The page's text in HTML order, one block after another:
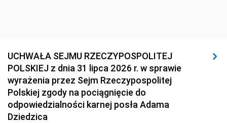
UCHWAŁA SEJMU RZECZYPOSPOLITEJ
POLSKIEJ z dnia 31 lipca 2026 r. w sprawie
wyrażenia przez Sejm Rzeczypospolitej
Polskiej zgody na pociągnięcie do
odpowiedzialności karnej posła Adama
Dziedzica